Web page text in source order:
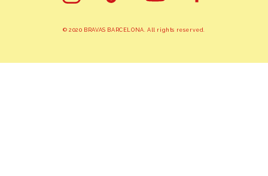
© 2020 BRAVAS BARCELONA. All rights reserved.